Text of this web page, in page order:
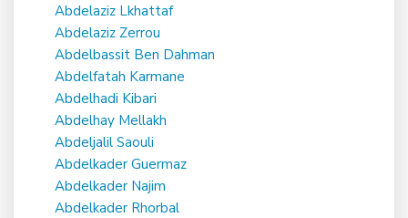
Abdelaziz Lkhattaf
Abdelaziz Zerrou
Abdelbassit Ben Dahman
Abdelfatah Karmane
Abdelhadi Kibari
Abdelhay Mellakh
Abdeljalil Saouli
Abdelkader Guermaz
Abdelkader Najim
Abdelkader Rhorbal